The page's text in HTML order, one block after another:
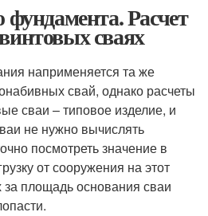
фундамента. Расчет
сваях
наприменяется та же
свай, однако расчеты
сваи – типовое изделие, и
не нужно вычислять
посмотреть значение в
от сооружения на этот
площадь основания сваи